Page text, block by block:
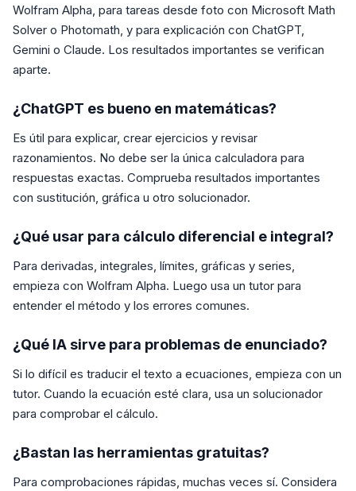
Wolfram Alpha, para tareas desde foto con Microsoft Math
Solver o Photomath, y para explicación con ChatGPT,
Gemini o Claude. Los resultados importantes se verifican
aparte.
¿ChatGPT es bueno en matemáticas?
Es útil para explicar, crear ejercicios y revisar
razonamientos. No debe ser la única calculadora para
respuestas exactas. Comprueba resultados importantes
con sustitución, gráfica u otro solucionador.
¿Qué usar para cálculo diferencial e integral?
Para derivadas, integrales, límites, gráficas y series,
empieza con Wolfram Alpha. Luego usa un tutor para
entender el método y los errores comunes.
¿Qué IA sirve para problemas de enunciado?
Si lo difícil es traducir el texto a ecuaciones, empieza con un
tutor. Cuando la ecuación esté clara, usa un solucionador
para comprobar el cálculo.
¿Bastan las herramientas gratuitas?
Para comprobaciones rápidas, muchas veces sí. Considera